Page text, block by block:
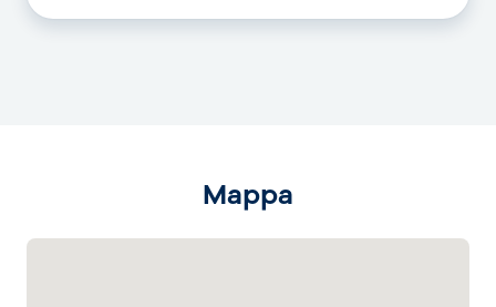
Mappa